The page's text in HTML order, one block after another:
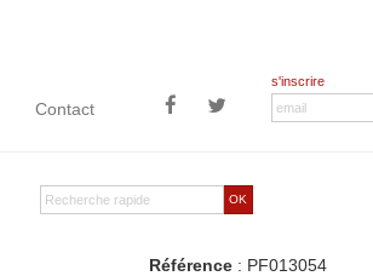
Contact
s'inscrire
OK
Référence: PF013054